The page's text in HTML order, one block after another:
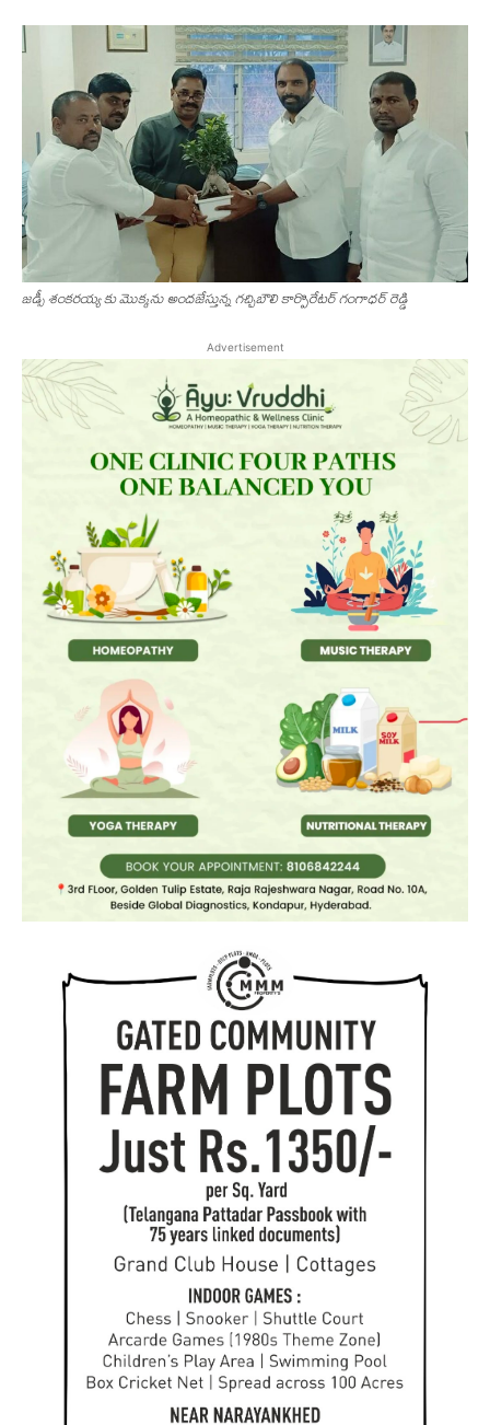
జడ్సీ శంకరయ్య కు మొక్కను అందజేస్తున్న గచ్చిబౌలి కార్పొరేటర్ గంగాధర్ రెడ్డి
Advertisement